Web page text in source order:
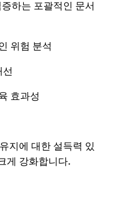
하는 포괄적인 문서
위험 분석
선
효과성
지에 대한 설득력 있
게 강화합니다.